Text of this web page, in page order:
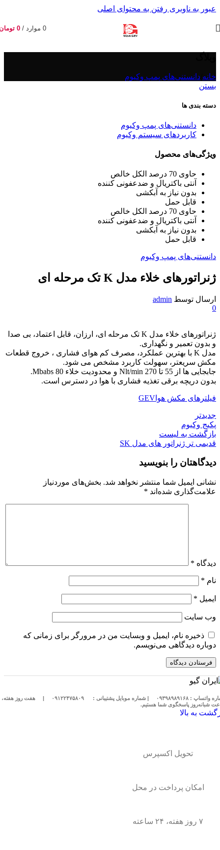
عبور به ناوبری رفتن به محتوای اصلی
0 موارد /
0
خانه دانستنی‌های پمپ وکیوم
بستن
دسته بندی ها
دانستنی‌های پمپ وکیوم
کاربردهای سیستم وکیوم
ویژگی‌های محصول
حاوی 70 درصد الکل خالص
آنتی باکتریال و ضدعفونی کننده
بدون نیاز به آبکشی
قابل حمل
حاوی 70 درصد الکل خالص
آنتی باکتریال و ضدعفونی کننده
بدون نیاز به آبکشی
قابل حمل
دانستنی‌های پمپ وکیوم
ژنراتورهای خلاء مدل K تک مرحله ای
ارسال توسط admin
0
ژنراتورهای خلاء مدل K تک مرحله ای، ارزان، قابل اعتماد، بی صدا
و بدون تعمیر و نگهداری.
مدل K با بهترین عملکرد، مصرف کم هوای فشاری ، خروج قطعات
مکش سریعتر، سهولت کاربرد مشخص می شود.
جابجایی ها از 55 تا 270 Nlt/min و محدودیت خلاء 80 Mbabs.
بدون دریچه برقی تغذیه فشاری با هوا در دسترس است.
فیلترهای مکش هواGEV
جدیدتر
پکیج وکیوم
بازگشت به لیست
قدیمی تر ژنراتور های مدل SK
دیدگاهتان را بنویسید
نشانی ایمیل شما منتشر نخواهد شد. بخش‌های موردنیاز
علامت‌گذاری شده‌اند *
دیدگاه *
نام *
ایمیل *
وب‌ سایت
ذخیره نام، ایمیل و وبسایت من در مرورگر برای زمانی که
دوباره دیدگاهی می‌نویسم.
واتساپ : ۰۹۳۹۸۹۸۹۱۶۸ | شماره موبایل پشتیبانی :
|
شبانه‌روز پاسخگوی شما هستیم.
به بالا
تحویل اکسپرس
امکان پرداخت در محل
۷ روز هفته، ۲۴ ساعته